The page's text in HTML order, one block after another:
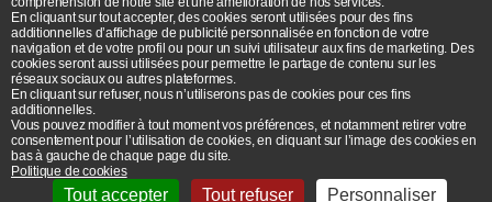
Flux RSS
© Université Paris 8 ©2019 - Tous droits réservés
Université Paris 8 - 2 rue de la Liberté - 93526 Saint-Denis cedex / Tel :
+33(0)1 49 40 67 89 Fax : +33(0) 1 48 21 04 46
En cliquant sur tout accepter, des cookies seront utilisées pour des fins
additionnelles d’affichage de publicité personnalisée en fonction de votre
navigation et de votre profil ou pour un suivi utilisateur aux fins de marketing. Des
cookies seront aussi utilisées pour permettre le partage de contenu sur les
réseaux sociaux ou autres plateformes.
En cliquant sur refuser, nous n’utiliserons pas de cookies pour ces fins
additionnelles.
Vous pouvez modifier à tout moment vos préférences, et notamment retirer votre
consentement pour l’utilisation de cookies, en cliquant sur l’image des cookies en
bas à gauche de chaque page du site.
Politique de cookies
Tout accepter Tout refuser Personnaliser